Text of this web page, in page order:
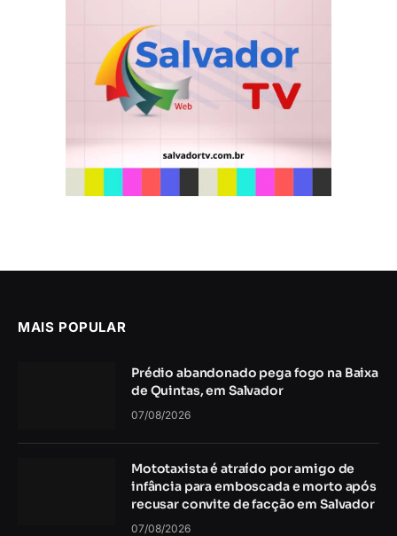
MAIS POPULAR
Prédio abandonado pega fogo na Baixa
de Quintas, em Salvador
07/08/2026
Mototaxista é atraído por amigo de
infância para emboscada e morto após
recusar convite de facção em Salvador
07/08/2026